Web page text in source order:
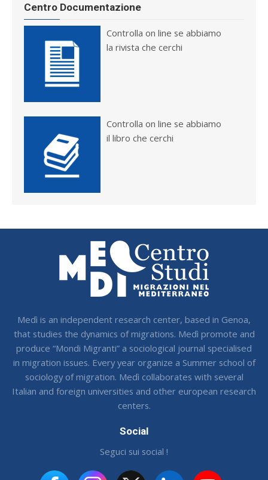
Centro Documentazione
Controlla on line se abbiamo
la rivista che cerchi
Controlla on line se abbiamo
il libro che cerchi
Medì is an independent research center, based in Genoa,
that studies the dynamics of migrations. Medì promote and
produce “Mondi Migranti” a sociological journal specialised
in migration issues. Every year organize a Summer school of
sociology of migration. Medì collaborates with several
Italian and foreign universities and other european research
centers.
Social
Seguci sui social !